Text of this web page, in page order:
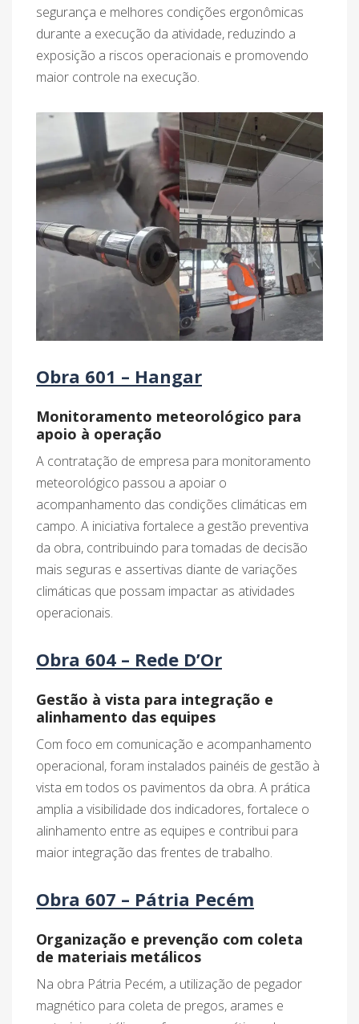
segurança e melhores condições ergonômicas
durante a execução da atividade, reduzindo a
exposição a riscos operacionais e promovendo
maior controle na execução.
Obra 601 – Hangar
Monitoramento meteorológico para
apoio à operação
A contratação de empresa para monitoramento
meteorológico passou a apoiar o
acompanhamento das condições climáticas em
campo. A iniciativa fortalece a gestão preventiva
da obra, contribuindo para tomadas de decisão
mais seguras e assertivas diante de variações
climáticas que possam impactar as atividades
operacionais.
Obra 604 – Rede D’Or
Gestão à vista para integração e
alinhamento das equipes
Com foco em comunicação e acompanhamento
operacional, foram instalados painéis de gestão à
vista em todos os pavimentos da obra. A prática
amplia a visibilidade dos indicadores, fortalece o
alinhamento entre as equipes e contribui para
maior integração das frentes de trabalho.
Obra 607 – Pátria Pecém
Organização e prevenção com coleta
de materiais metálicos
Na obra Pátria Pecém, a utilização de pegador
magnético para coleta de pregos, arames e